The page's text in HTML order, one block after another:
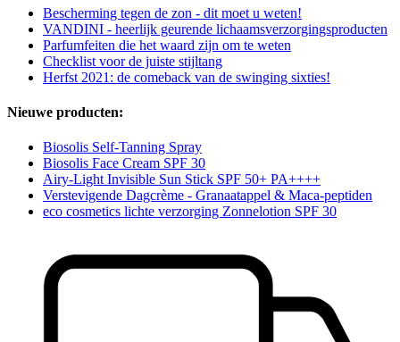
Bescherming tegen de zon - dit moet u weten!
VANDINI - heerlijk geurende lichaamsverzorgingsproducten
Parfumfeiten die het waard zijn om te weten
Checklist voor de juiste stijltang
Herfst 2021: de comeback van de swinging sixties!
Nieuwe producten:
Biosolis Self-Tanning Spray
Biosolis Face Cream SPF 30
Airy-Light Invisible Sun Stick SPF 50+ PA++++
Verstevigende Dagcrème - Granaatappel & Maca-peptiden
eco cosmetics lichte verzorging Zonnelotion SPF 30